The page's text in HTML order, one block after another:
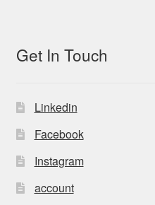
Get In Touch
Linkedin
Facebook
Instagram
account